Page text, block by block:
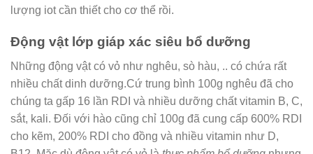
lượng iot cần thiết cho cơ thể rồi.
Động vật lớp giáp xác siêu bổ dưỡng
Những động vật có vỏ như nghêu, sò hàu, .. có chứa rất
nhiều chất dinh dưỡng.Cứ trung bình 100g nghêu đã cho
chúng ta gấp 16 lần RDI và nhiều dưỡng chất vitamin B, C,
sắt, kali. Đối với hào cũng chỉ 100g đã cung cấp 600% RDI
cho kẽm, 200% RDI cho đồng và nhiều vitamin như D,